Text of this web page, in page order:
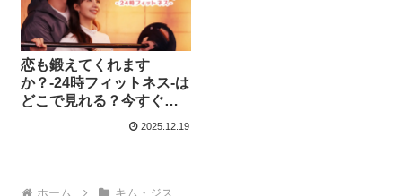
恋も鍛えてくれます
か？-24時フィットネス-は
どこで見れる？今すぐ視
聴できる動画配信サービ
2025.12.19
ホーム キム・ジス